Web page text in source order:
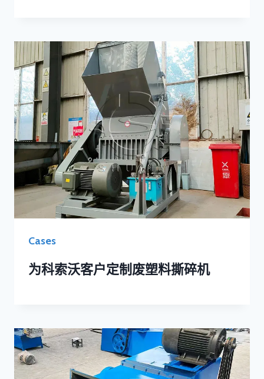
Cases
为科索沃客户定制废塑料撕碎机